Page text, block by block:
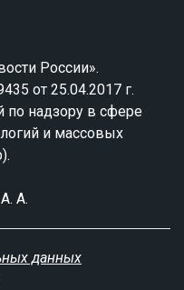
России».
от 25.04.2017 г.
надзору в сфере
и массовых
А.
данных